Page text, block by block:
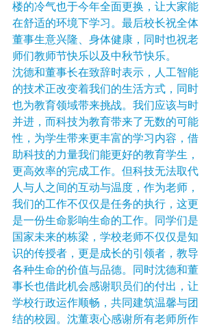
楼的冷气也于今年全面更换，让大家能
在舒适的环境下学习。最后校长祝全体
董事生意兴隆、身体健康，同时也祝老
师们教师节快乐以及中秋节快乐。
沈德和董事长在致辞时表示，人工智能
的技术正改变着我们的生活方式，同时
也为教育领域带来挑战。我们应该与时
并进，而科技为教育带来了无数的可能
性，为学生带来更丰富的学习内容，借
助科技的力量我们能更好的教育学生，
更高效率的完成工作。但科技无法取代
人与人之间的互动与温度，作为老师，
我们的工作不仅仅是任务的执行，这更
是一份生命影响生命的工作。同学们是
国家未来的栋梁，学校老师不仅仅是知
识的传授者，更是成长的引领者，教导
各种生命的价值与品德。同时沈德和董
事长也借此机会感谢职员们的付出，让
学校行政运作顺畅，共同建筑温馨与团
结的校园。沈董衷心感谢所有老师所作